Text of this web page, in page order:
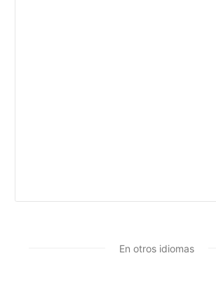
En otros idiomas